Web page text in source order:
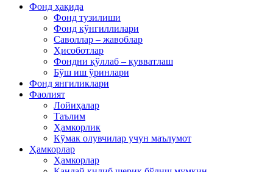
Фонд ҳақида
Фонд тузилиши
Фонд кўнгиллилари
Саволлар – жавоблар
Ҳисоботлар
Фондни қўллаб – қувватлаш
Бўш иш ўринлари
Фонд янгиликлари
Фаолият
Лойиҳалар
Таълим
Ҳамкорлик
Кўмак олувчилар учун маълумот
Ҳамкорлар
Ҳамкорлар